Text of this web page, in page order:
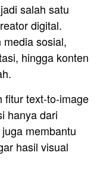
salah satu
digital.
sosial,
hingga konten
fitur text-to-image
hanya dari
membantu
hasil visual